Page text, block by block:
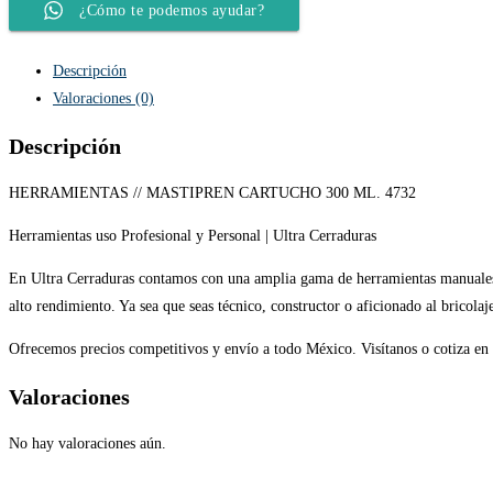
¿Cómo te podemos ayudar?
Descripción
Valoraciones (0)
Descripción
HERRAMIENTAS // MASTIPREN CARTUCHO 300 ML. 4732
Herramientas uso Profesional y Personal | Ultra Cerraduras
En Ultra Cerraduras contamos con una amplia gama de herramientas
alto rendimiento. Ya sea que seas técnico, constructor o aficionado al
Ofrecemos precios competitivos y envío a todo México. Visítanos o cotiza
Valoraciones
No hay valoraciones aún.